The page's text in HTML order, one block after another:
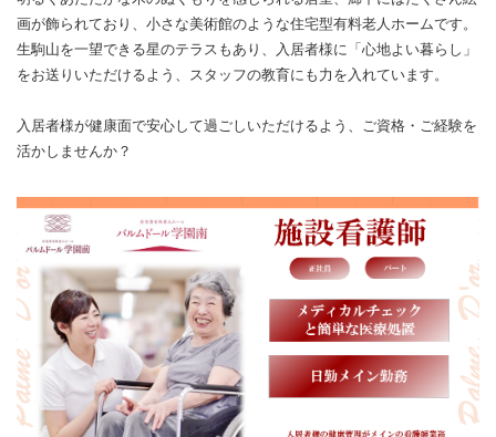
画が飾られており、小さな美術館のような住宅型有料老人ホームです。
生駒山を一望できる星のテラスもあり、入居者様に「心地よい暮らし」
をお送りいただけるよう、スタッフの教育にも力を入れています。
入居者様が健康面で安心して過ごしいただけるよう、ご資格・ご経験を
活かしませんか？